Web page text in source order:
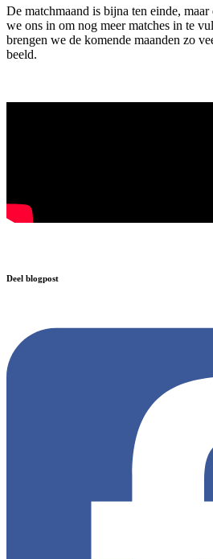
De matchmaand is bijna ten einde, maar
we ons in om nog meer matches in te
brengen we de komende maanden zo
beeld.
Deel blogpost